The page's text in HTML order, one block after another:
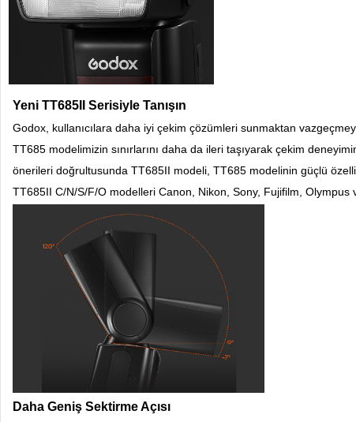
Yeni TT685II Serisiyle Tanışın
Godox, kullanıcılara daha iyi çekim çözümleri sunmaktan
TT685 modelimizin sınırlarını daha da ileri taşıyarak çekim
önerileri doğrultusunda TT685II modeli, TT685 modelinin güçlü
TT685II C/N/S/F/O modelleri Canon, Nikon, Sony, Fujifilm, Olympus
Daha Geniş Sektirme Açısı